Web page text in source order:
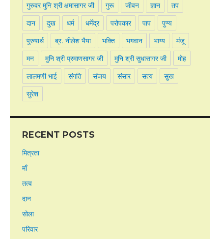
गुरुवर मुनि श्री क्षमासागर जी गुरू जीवन ज्ञान तप
दान दुख धर्म धर्मेंद्र परोपकार पाप पुण्य
पुरुषार्थ ब्र. नीलेश भैया भक्ति भगवान भाग्य मंजू
मन मुनि श्री प्रमाणसागर जी मुनि श्री सुधासागर जी मोह
लालमणी भाई संगति संजय संसार सत्य सुख
सुरेश
RECENT POSTS
मित्रता
माँ
तत्व
दान
सोला
परिवार